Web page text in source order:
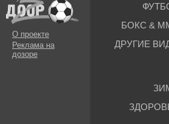
О проекте
Реклама на
дозоре
БОКС &
ДРУГИЕ